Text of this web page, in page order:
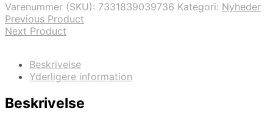
Varenummer (SKU): 7331839039736 Kategori: Nyheder
Previous Product
Next Product
Beskrivelse
Yderligere information
Beskrivelse